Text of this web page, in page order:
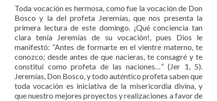
Toda vocación es hermosa, como fue la vocación de Don
Bosco y la del profeta Jeremías, que nos presenta la
primera lectura de este domingo. ¡Qué conciencia tan
clara tenía Jeremías de su vocación!, pues Dios le
manifestó: “Antes de formarte en el vientre materno, te
conozco; desde antes de que nacieras, te consagré y te
constituí como profeta de las naciones…” (Jer 1, 5).
Jeremías, Don Bosco, y todo auténtico profeta saben que
toda vocación es iniciativa de la misericordia divina, y
que nuestro mejores proyectos y realizaciones a favor de